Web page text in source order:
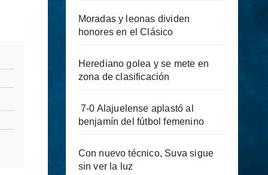
Moradas y leonas dividen
honores en el Clásico
Herediano golea y se mete en
zona de clasificación
7-0 Alajuelense aplastó al
benjamín del fútbol femenino
Con nuevo técnico, Suva sigue
sin ver la luz